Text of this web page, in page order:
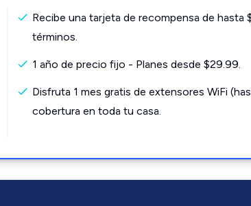
Recibe una tarjeta de recompensa de hasta
términos.
1 año de precio fijo - Planes desde $29.99.
Disfruta 1 mes gratis de extensores WiFi
cobertura en toda tu casa.